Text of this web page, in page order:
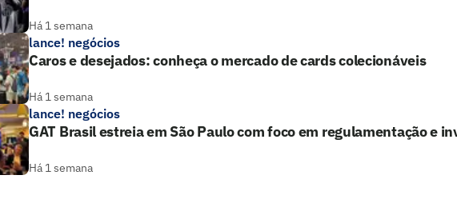
Há 1 semana
lance! negócios
Caros e desejados: conheça o mercado de cards colecionáveis
Há 1 semana
lance! negócios
GAT Brasil estreia em São Paulo com foco em regulamentação e
Há 1 semana